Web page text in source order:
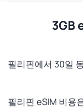
3GB
필리핀에서 30일
필리핀 eSIM 비용